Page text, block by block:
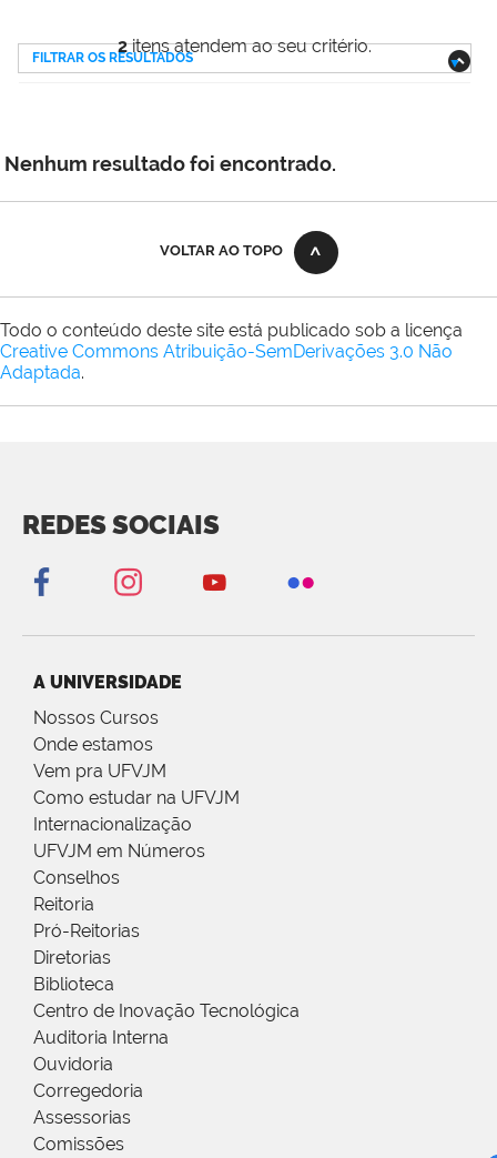
2itens atendem ao seu critério.
FILTRAR OS RESULTADOS
Nenhum resultado foi encontrado.
VOLTAR AO TOPO
Todo o conteúdo deste site está publicado sob a licença
Creative Commons Atribuição-SemDerivações 3.0 Não
Adaptada.
REDES SOCIAIS
A UNIVERSIDADE
Nossos Cursos
Onde estamos
Vem pra UFVJM
Como estudar na UFVJM
Internacionalização
UFVJM em Números
Conselhos
Reitoria
Pró-Reitorias
Diretorias
Biblioteca
Centro de Inovação Tecnológica
Auditoria Interna
Ouvidoria
Corregedoria
Assessorias
Comissões